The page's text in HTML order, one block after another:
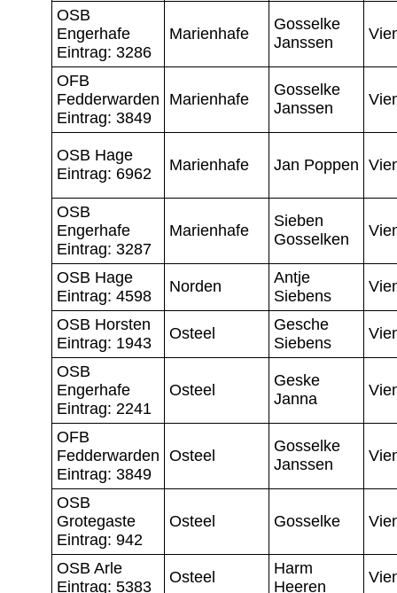
OSB
Engerhafe
Eintrag: 3286
Marienhafe
Gosselke
Janssen
OFB
Fedderwarden
Eintrag: 3849
Marienhafe
Gosselke
Janssen
OSB Hage
Eintrag: 6962
Marienhafe Jan Poppen
OSB
Engerhafe
Eintrag: 3287
Marienhafe
Sieben
Gosselken
OSB Hage
Eintrag: 4598
Norden
Antje
Siebens
OSB Horsten
Eintrag: 1943
Osteel
Gesche
Siebens
OSB
Engerhafe
Eintrag: 2241
Osteel
Geske
Janna
OFB
Fedderwarden
Eintrag: 3849
Osteel
Gosselke
Janssen
OSB
Grotegaste
Eintrag: 942
Osteel Gosselke
OSB Arle
Eintrag: 5383
Osteel
Harm
Heeren